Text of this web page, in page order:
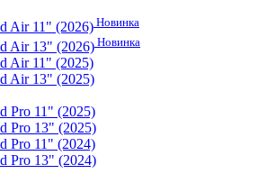
Air 11" (2026) Новинка
Air 13" (2026) Новинка
Air 11" (2025)
Air 13" (2025)
Pro 11" (2025)
Pro 13" (2025)
Pro 11" (2024)
Pro 13" (2024)